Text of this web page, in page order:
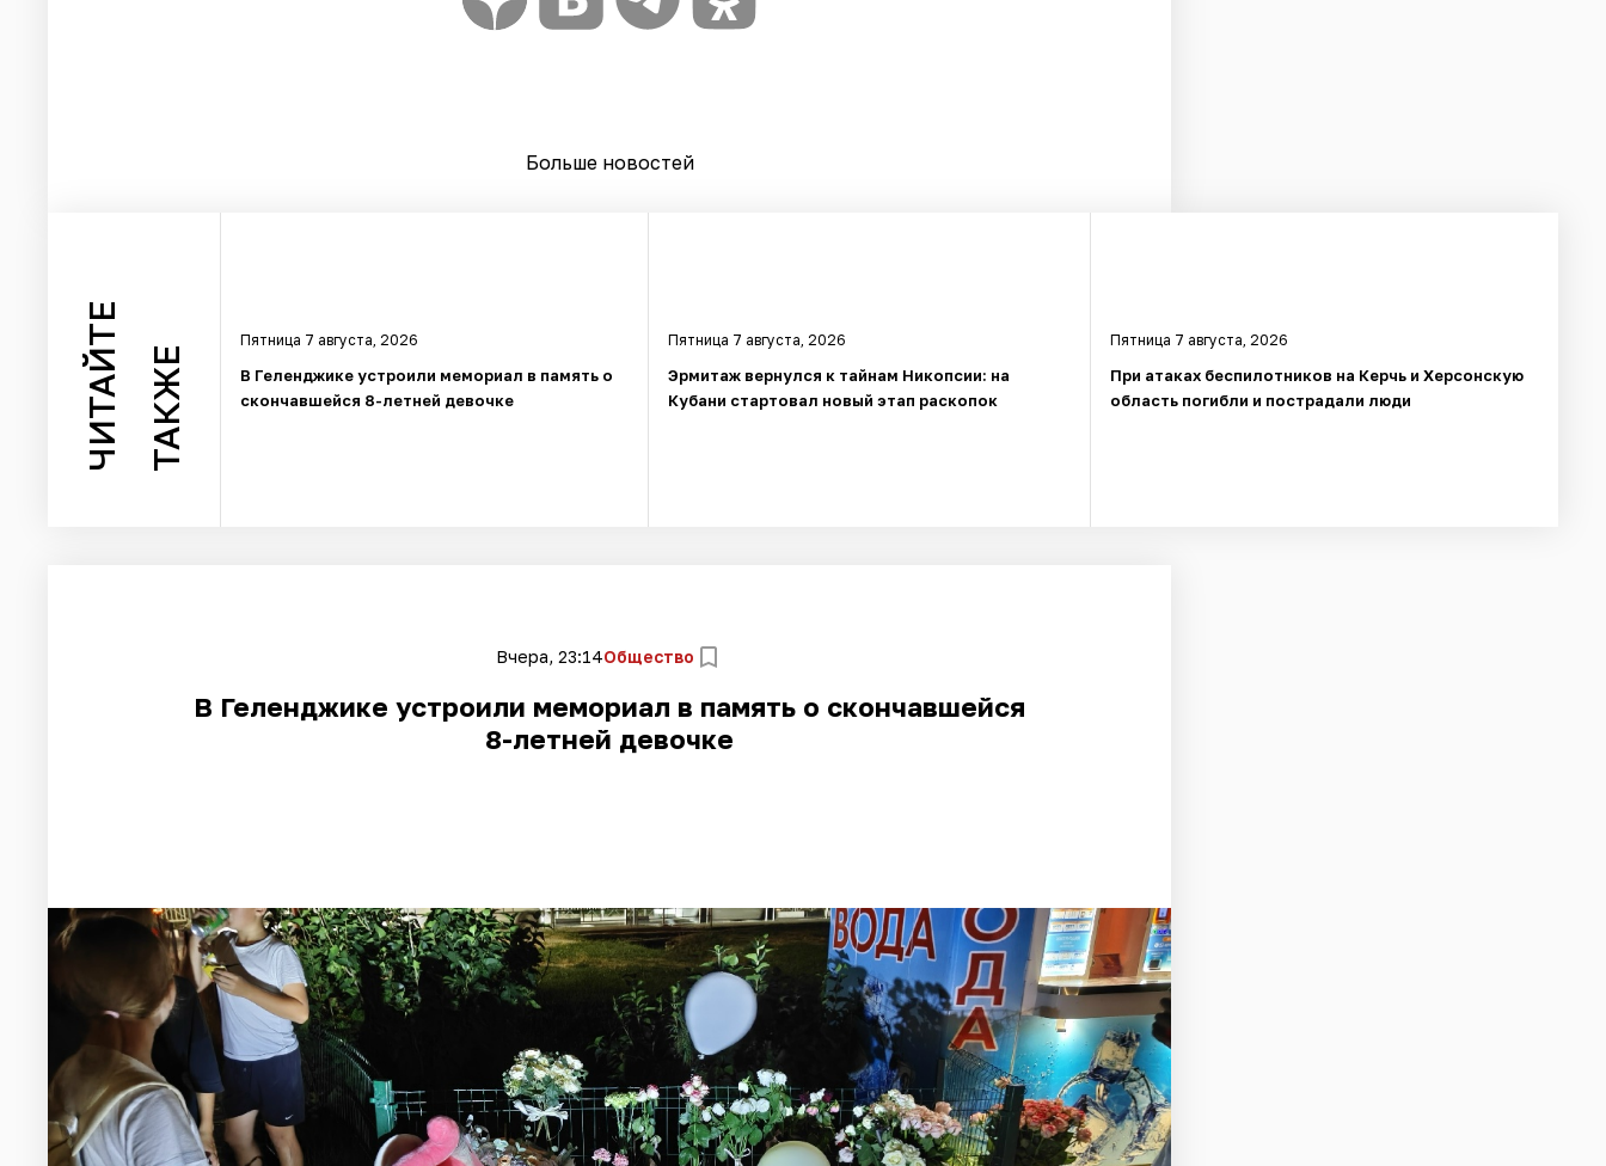
Больше новостей
ЧИТАЙТЕ ТАКЖЕ
Пятница 7 августа, 2026
В Геленджике устроили мемориал в память о
скончавшейся 8-летней девочке
Пятница 7 августа, 2026
Эрмитаж вернулся к тайнам Никопсии: на
Кубани стартовал новый этап раскопок
Пятница 7 августа, 2026
При атаках беспилотников на Керчь и Херсонскую
область погибли и пострадали люди
Вчера, 23:14Общество
В Геленджике устроили мемориал в память о скончавшейся
8-летней девочке